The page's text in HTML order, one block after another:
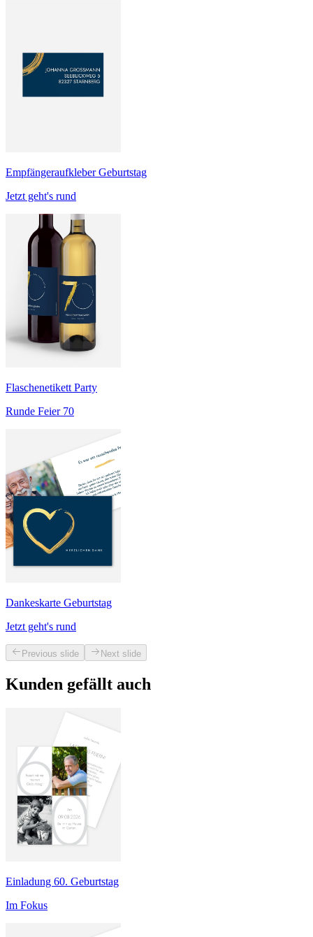
Empfängeraufkleber Geburtstag
Jetzt geht's rund
Flaschenetikett Party
Runde Feier 70
Dankeskarte Geburtstag
Jetzt geht's rund
Previous slide Next slide
Kunden gefällt auch
Einladung 60. Geburtstag
Im Fokus